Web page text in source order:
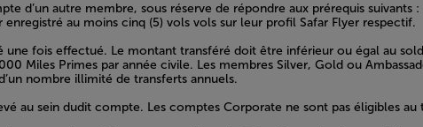
d’un autre membre, sous réserve de répondre aux prérequis suivants
au moins cinq (5) vols vols sur leur profil Safar Flyer respectif.
fois effectué. Le montant transféré doit être inférieur ou égal au
Miles Primes par année civile. Les membres Silver, Gold ou
nombre illimité de transferts annuels.
au sein dudit compte. Les comptes Corporate ne sont pas éligibles au